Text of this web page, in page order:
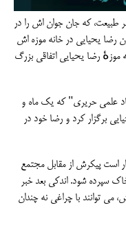
طبیعت، که جان جوان اش را در
رضا یحیایی در خانه موزه اش
موزهٔ رضا یحیایی اتفاقی بزرگ
علمی حریری" که یک ماه و
برگزار کرد و رضا خود در
است پیکرش از مقابل مجتمع
سپرده شود. اندکی بعد خبر
می توانند با چراغی نه چندان